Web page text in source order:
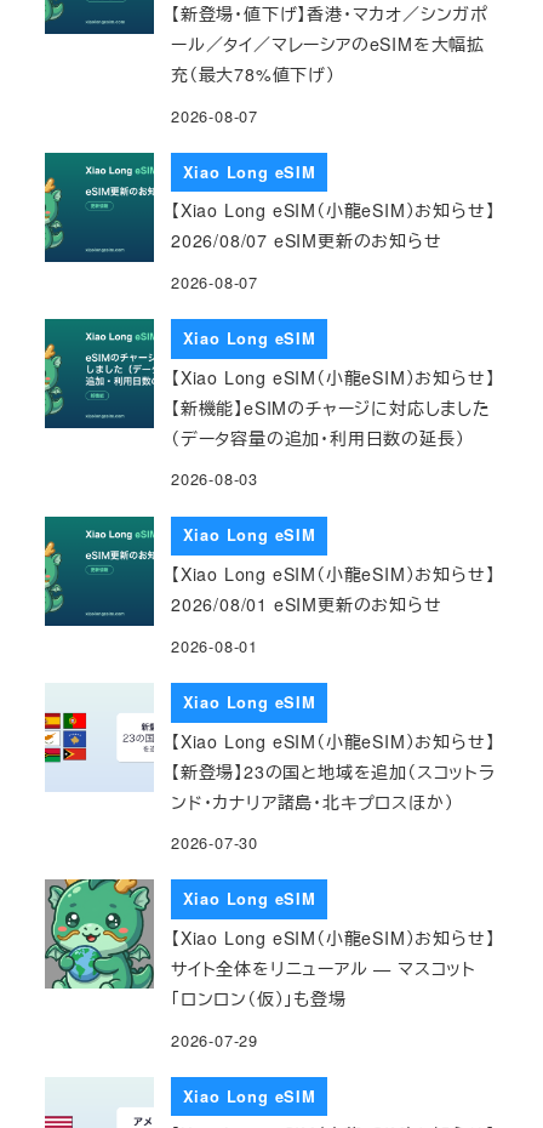
【新登場・値下げ】香港・マカオ／シンガポ
ール／タイ／マレーシアのeSIMを大幅拡
充（最大78%値下げ）
2026-08-07
Xiao Long eSIM
【Xiao Long eSIM（小龍eSIM）お知らせ】
2026/08/07 eSIM更新のお知らせ
2026-08-07
Xiao Long eSIM
【Xiao Long eSIM（小龍eSIM）お知らせ】
【新機能】eSIMのチャージに対応しました
（データ容量の追加・利用日数の延長）
2026-08-03
Xiao Long eSIM
【Xiao Long eSIM（小龍eSIM）お知らせ】
2026/08/01 eSIM更新のお知らせ
2026-08-01
Xiao Long eSIM
【Xiao Long eSIM（小龍eSIM）お知らせ】
【新登場】23の国と地域を追加（スコットラ
ンド・カナリア諸島・北キプロスほか）
2026-07-30
Xiao Long eSIM
【Xiao Long eSIM（小龍eSIM）お知らせ】
サイト全体をリニューアル — マスコット
「ロンロン（仮）」も登場
2026-07-29
Xiao Long eSIM